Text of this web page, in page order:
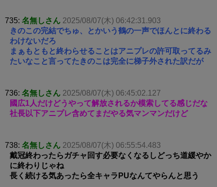
735: 名無しさん 2025/08/07(木) 06:42:31.903
きのこの完結でちゅ、とかいう鶴の一声でほんとに終わる
わけないだろ
まぁもともと終わらせることはアニプレの許可取ってるみ
たいなこと言ってたきのこは完全に梯子外された訳だが
736: 名無しさん 2025/08/07(木) 06:45:02.127
國広1人だけどうやって解放されるか模索してる感じだな
社長以下アニプレ含めてまだやる気マンマンだけど
738: 名無しさん 2025/08/07(木) 06:55:54.483
戴冠終わったらガチャ回す必要なくなるしどっち道緩やか
に終わりじゃね
長く続ける気あったら全キャラPUなんてやらんと思う